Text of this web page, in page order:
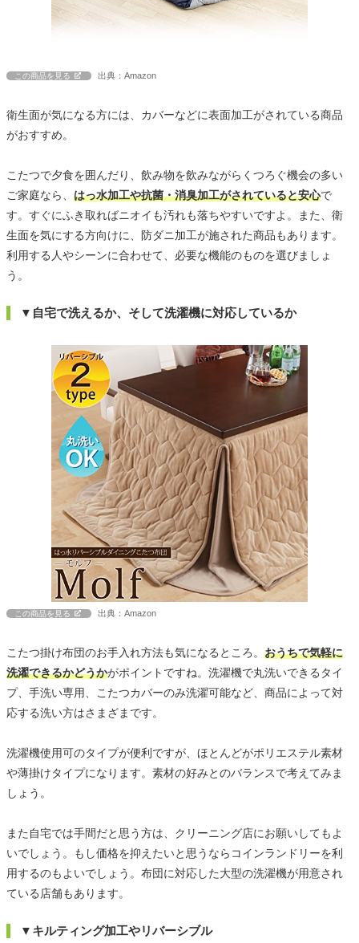
この商品を見る 出典：Amazon
衛生面が気になる方には、カバーなどに表面加工がされている商品
がおすすめ。
こたつで夕食を囲んだり、飲み物を飲みながらくつろぐ機会の多い
ご家庭なら、 はっ水加工や抗菌・消臭加工がされていると安心で
す。すぐにふき取ればニオイも汚れも落ちやすいですよ。また、衛
生面を気にする方向けに、防ダニ加工が施された商品もあります。
利用する人やシーンに合わせて、必要な機能のものを選びましょ
う。
▼自宅で洗えるか、そして洗濯機に対応しているか
この商品を見る 出典：Amazon
こたつ掛け布団のお手入れ方法も気になるところ。 おうちで気軽に
洗濯できるかどうかがポイントですね。洗濯機で丸洗いできるタイ
プ、手洗い専用、こたつカバーのみ洗濯可能など、商品によって対
応する洗い方はさまざまです。
洗濯機使用可のタイプが便利ですが、ほとんどがポリエステル素材
や薄掛けタイプになります。素材の好みとのバランスで考えてみま
しょう。
また自宅では手間だと思う方は、クリーニング店にお願いしてもよ
いでしょう。もし価格を抑えたいと思うならコインランドリーを利
用するのもよいでしょう。布団に対応した大型の洗濯機が用意され
ている店舗もあります。
▼キルティング加工やリバーシブル